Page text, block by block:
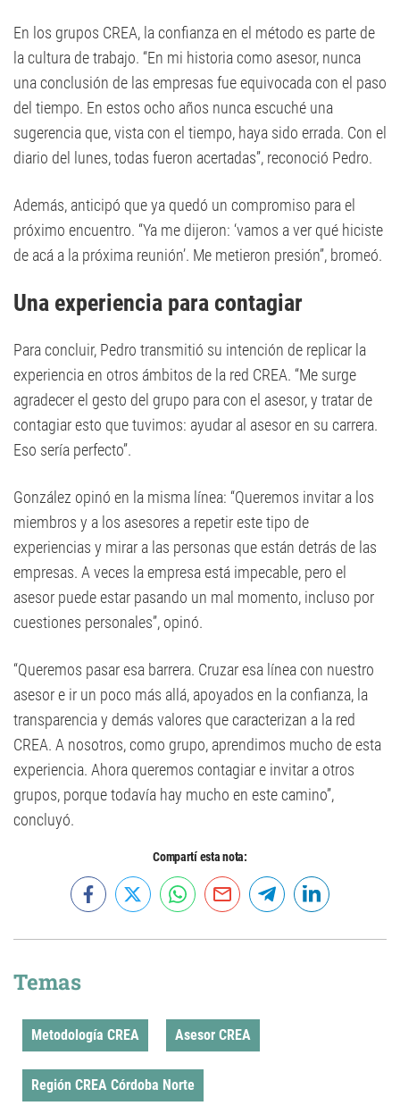
En los grupos CREA, la confianza en el método es parte de
la cultura de trabajo. “En mi historia como asesor, nunca
una conclusión de las empresas fue equivocada con el paso
del tiempo. En estos ocho años nunca escuché una
sugerencia que, vista con el tiempo, haya sido errada. Con el
diario del lunes, todas fueron acertadas”, reconoció Pedro.
Además, anticipó que ya quedó un compromiso para el
próximo encuentro. “Ya me dijeron: ‘vamos a ver qué hiciste
de acá a la próxima reunión’. Me metieron presión”, bromeó.
Una experiencia para contagiar
Para concluir, Pedro transmitió su intención de replicar la
experiencia en otros ámbitos de la red CREA. “Me surge
agradecer el gesto del grupo para con el asesor, y tratar de
contagiar esto que tuvimos: ayudar al asesor en su carrera.
Eso sería perfecto”.
González opinó en la misma línea: “Queremos invitar a los
miembros y a los asesores a repetir este tipo de
experiencias y mirar a las personas que están detrás de las
empresas. A veces la empresa está impecable, pero el
asesor puede estar pasando un mal momento, incluso por
cuestiones personales”, opinó.
“Queremos pasar esa barrera. Cruzar esa línea con nuestro
asesor e ir un poco más allá, apoyados en la confianza, la
transparencia y demás valores que caracterizan a la red
CREA. A nosotros, como grupo, aprendimos mucho de esta
experiencia. Ahora queremos contagiar e invitar a otros
grupos, porque todavía hay mucho en este camino”,
concluyó.
Compartí esta nota:
Temas
Metodología CREA Asesor CREA
Región CREA Córdoba Norte